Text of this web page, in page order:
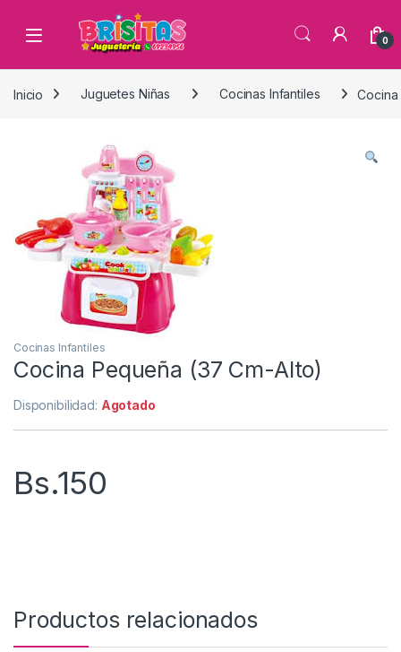
0
Inicio Juguetes Niñas Cocinas Infantiles
Cocinas Infantiles
Cocina Pequeña (37 Cm-Alto)
Disponibilidad: Agotado
Bs.150
Productos relacionados